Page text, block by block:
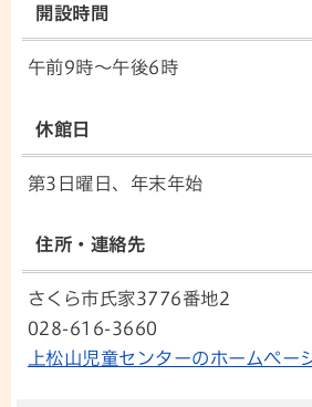
開設時間
午前9時～午後6時
休館日
第3日曜日、年末年始
住所・連絡先
さくら市氏家3776番地2
028-616-3660
上松山児童センターのホームペー